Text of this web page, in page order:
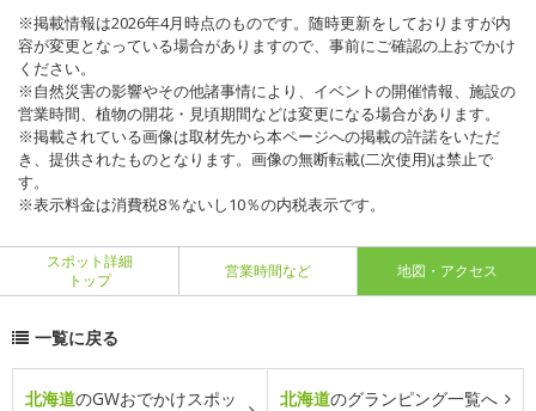
※掲載情報は2026年4月時点のものです。随時更新をしておりますが内
容が変更となっている場合がありますので、事前にご確認の上おでかけ
ください。
※自然災害の影響やその他諸事情により、イベントの開催情報、施設の
営業時間、植物の開花・見頃期間などは変更になる場合があります。
※掲載されている画像は取材先から本ページへの掲載の許諾をいただ
き、提供されたものとなります。画像の無断転載(二次使用)は禁止で
す。
※表示料金は消費税8％ないし10％の内税表示です。
スポット詳細
トップ
営業時間など 地図・アクセス
一覧に戻る
北海道のGWおでかけスポッ
北海道のグランピング一覧へ